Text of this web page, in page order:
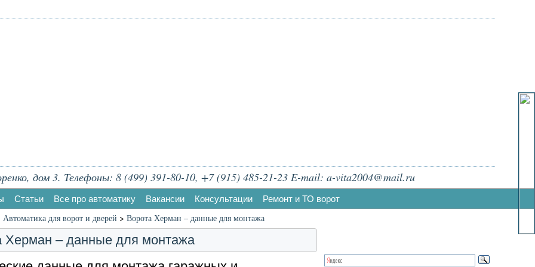
дом 3. Телефоны: 8 (499) 391-80-10, +7 (915) 485-21-23 E-mail: a-vita2004@mail.ru
Статьи Все про автоматику Вакансии Консультации Ремонт и ТО ворот
Автоматика для ворот и дверей > Ворота Херман – данные для монтажа
Херман – данные для монтажа